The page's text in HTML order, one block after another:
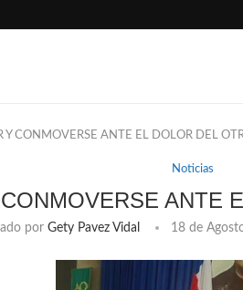
Y CONMOVERSE ANTE EL DOLOR DEL
Noticias
ANTE
por Gety Pavez Vidal 18 de